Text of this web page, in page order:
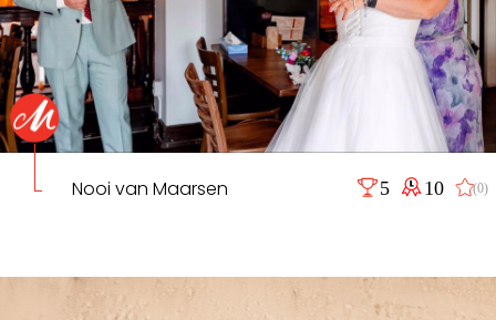
Nooi van Maarsen 5 10 (0)